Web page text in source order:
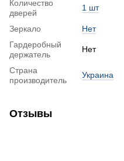
Количество
дверей
1 шт
Зеркало
Нет
Гардеробный
держатель
Нет
Страна
производитель
Украина
Отзывы